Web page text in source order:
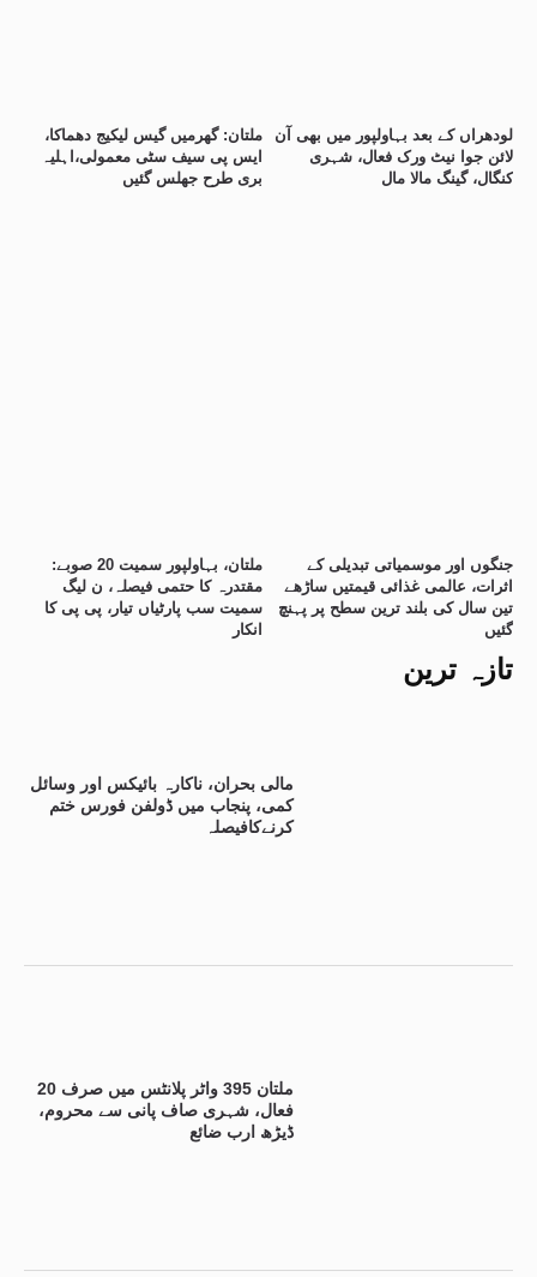
تازہ ترین
مالی بحران، ناکارہ بائیکس اور وسائل
کمی، پنجاب میں ڈولفن فورس ختم
کرنےکافیصلہ
ملتان 395 واٹر پلانٹس میں صرف 20
فعال، شہری صاف پانی سے محروم،
ڈیڑھ ارب ضائع
ملتان: گھرمیں گیس لیکیج دھماکا،
ایس پی سیف سٹی معمولی،اہلیہ
بری طرح جھلس گئیں
لودھراں کے بعد بہاولپور میں بھی آن
لائن جوا نیٹ ورک فعال، شہری
کنگال، گینگ مالا مال
ملتان، بہاولپور سمیت 20 صوبے:
مقتدرہ کا حتمی فیصلہ، ن لیگ
سمیت سب پارٹیاں تیار، پی پی کا
انکار
جنگوں اور موسمیاتی تبدیلی کے
اثرات، عالمی غذائی قیمتیں ساڑھے
تین سال کی بلند ترین سطح پر پہنچ
گئیں